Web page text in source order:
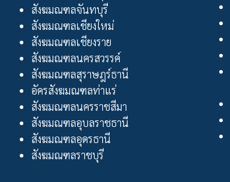
สังฆมณฑลจันทบุรี
สังฆมณฑลเชียงใหม่
สังฆมณฑลเชียงราย
สังฆมณฑลนครสวรรค์
สังฆมณฑลสุราษฎร์ธานี
อัครสังฆมณฑลท่าแร่
สังฆมณฑลนครราชสีมา
สังฆมณฑลอุบลราชธานี
สังฆมณฑลอุดรธานี
สังฆมณฑลราชบุรี